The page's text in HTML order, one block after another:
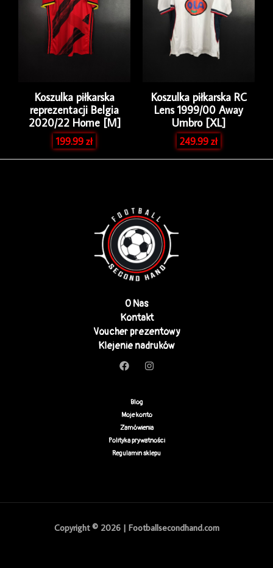
Koszulka piłkarska
reprezentacji Belgia
2020/22 Home [M]
199.99zł
Koszulka piłkarska RC
Lens 1999/00 Away
Umbro [XL]
249.99zł
O Nas
Kontakt
Voucher prezentowy
Klejenie nadruków
Blog
Moje konto
Zamówienia
Polityka prywatności
Regulamin sklepu
Copyright © 2026 | Footballsecondhand.com